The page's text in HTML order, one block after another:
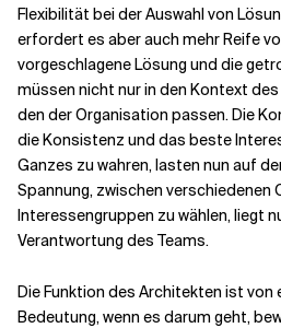
Flexibilität bei der Auswahl von
erfordert es aber auch mehr Reife
vorgeschlagene Lösung und die
müssen nicht nur in den Kontext
den der Organisation passen. Die
die Konsistenz und das beste
Ganzes zu wahren, lasten nun auf
Spannung, zwischen verschiedenen
Interessengruppen zu wählen, liegt
Verantwortung des Teams.
Die Funktion des Architekten ist
Bedeutung, wenn es darum geht,